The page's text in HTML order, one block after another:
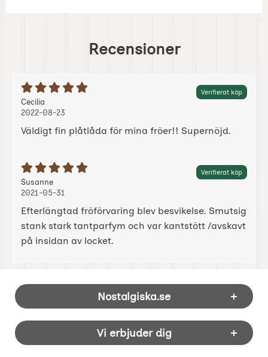
Recensioner
Betyg: 5 Stjärnor av 5 Verifierat köp
Recension av:
Cecilia
2022-08-23
Väldigt fin plåtlåda för mina fröer!! Supernöjd.
Betyg: 5 Stjärnor av 5 Verifierat köp
Recension av:
Susanne, 2021-05-31
, 2021-05-31
2021-05-31
Efterlängtad fröförvaring blev besvikelse. Smutsig
stank stark tantparfym och var kantstött /avskavt
på insidan av locket.
Sidfot Blandad info och länkar
Nostalgiska.se
Vi erbjuder dig